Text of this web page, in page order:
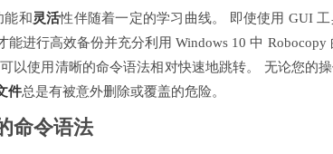
能和灵活性伴随着一定的学习曲线。 即使使用 GUI
能进行高效备份并充分利用 Windows 10 中
以使用清晰的命令语法相对快速地跳转。 无论您的
件总是有被意外删除或覆盖的危险。
命令语法